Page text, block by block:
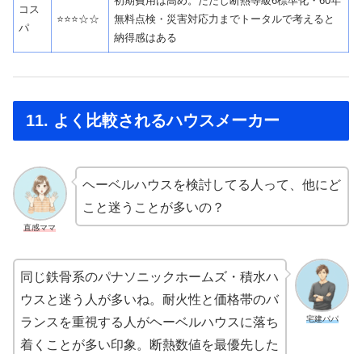
コス
パ
⭐⭐⭐☆☆
無料点検・災害対応力までトータルで考えると
納得感はある
11. よく比較されるハウスメーカー
直感ママ
ヘーベルハウスを検討してる人って、他にど
こと迷うことが多いの？
宅建パパ
同じ鉄骨系のパナソニックホームズ・積水ハ
ウスと迷う人が多いね。耐火性と価格帯のバ
ランスを重視する人がヘーベルハウスに落ち
着くことが多い印象。断熱数値を最優先した